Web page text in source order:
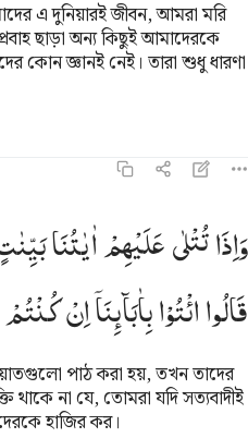
এ দুনিয়ারই জীবন, আমরা মরি
ছাড়া অন্য কিছুই আমাদেরকে
কোন জ্ঞানই নেই। তারা শুধু ধারণা
واذا تتلى عليهم اياتنا بينات ما كان
وَإِذَا تُتْلَىٰ عَلَيْهِمْ ءَايَـٰتُنَا بَيِّنَـٰتٍۢ مَّا
وَاِذَاتُتْلٰیعَلَیْهِمْاٰیٰتُنَا
قَالُواائْتُوْابِاٰبَآىِٕنَاۤاِنْكُنْتُمْ
পাঠ করা হয়, তখন তাদের
না যে, তোমরা যদি সত্যবাদীই
হাজির কর।